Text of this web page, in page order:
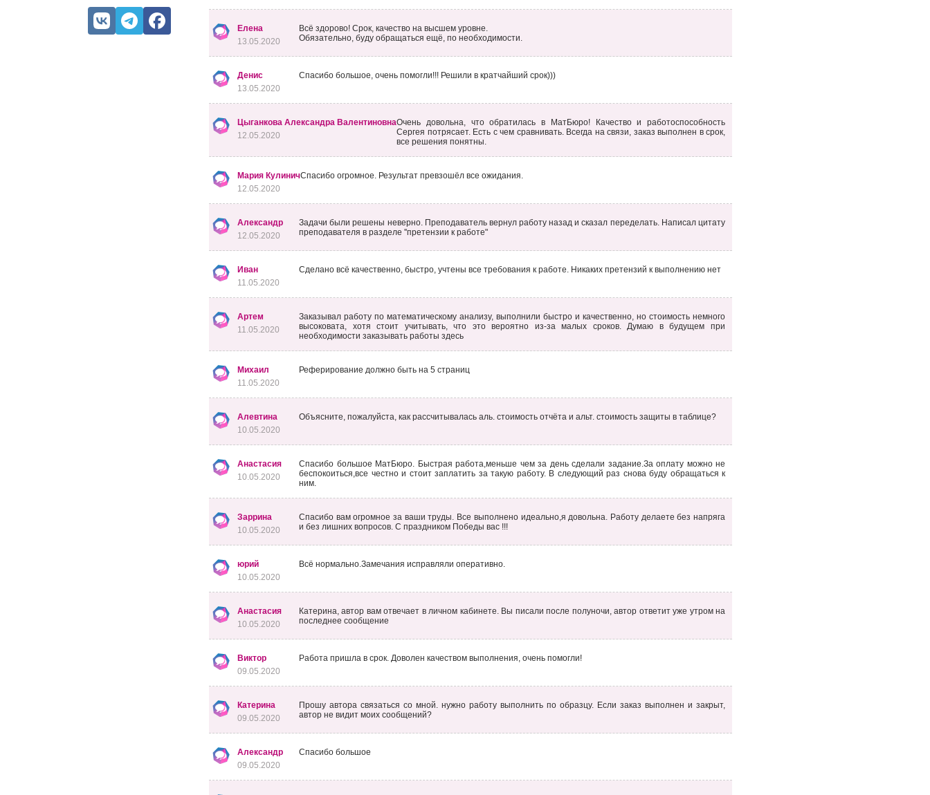
Елена
13.05.2020
Всё здорово! Срок, качество на высшем уровне.
Обязательно, буду обращаться ещё, по необходимости.
Денис
13.05.2020
Спасибо большое, очень помогли!!! Решили в кратчайший срок)))
Цыганкова Александра Валентиновна
12.05.2020
Очень довольна, что обратилась в МатБюро! Качество и работоспособность
Сергея потрясает. Есть с чем сравнивать. Всегда на связи, заказ выполнен в срок,
все решения понятны.
Мария Кулинич
12.05.2020
Спасибо огромное. Результат превзошёл все ожидания.
Александр
12.05.2020
Задачи были решены неверно. Преподаватель вернул работу назад и сказал переделать. Написал цитату
преподавателя в разделе ''претензии к работе"
Иван
11.05.2020
Сделано всё качественно, быстро, учтены все требования к работе. Никаких претензий к выполнению нет
Артем
11.05.2020
Заказывал работу по математическому анализу, выполнили быстро и качественно, но стоимость немного
высоковата, хотя стоит учитывать, что это вероятно из-за малых сроков. Думаю в будущем при
необходимости заказывать работы здесь
Михаил
11.05.2020
Реферирование должно быть на 5 страниц
Алевтина
10.05.2020
Объясните, пожалуйста, как рассчитывалась аль. стоимость отчёта и альт. стоимость защиты в таблице?
Анастасия
10.05.2020
Спасибо большое МатБюро. Быстрая работа,меньше чем за день сделали задание.За оплату можно не
беспокоиться,все честно и стоит заплатить за такую работу. В следующий раз снова буду обращаться к
ним.
Заррина
10.05.2020
Спасибо вам огромное за ваши труды. Все выполнено идеально,я довольна. Работу делаете без напряга
и без лишних вопросов. С праздником Победы вас !!!
юрий
10.05.2020
Всё нормально.Замечания исправляли оперативно.
Анастасия
10.05.2020
Катерина, автор вам отвечает в личном кабинете. Вы писали после полуночи, автор ответит уже утром на
последнее сообщение
Виктор
09.05.2020
Работа пришла в срок. Доволен качеством выполнения, очень помогли!
Катерина
09.05.2020
Прошу автора связаться со мной. нужно работу выполнить по образцу. Если заказ выполнен и закрыт,
автор не видит моих сообщений?
Александр
09.05.2020
Спасибо большое